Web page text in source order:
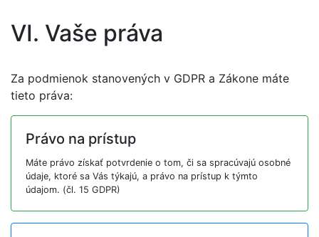
VI. Vaše práva
Za podmienok stanovených v GDPR a Zákone máte
tieto práva:
Právo na prístup
Máte právo získať potvrdenie o tom, či sa spracúvajú osobné
údaje, ktoré sa Vás týkajú, a právo na prístup k týmto
údajom. (čl. 15 GDPR)